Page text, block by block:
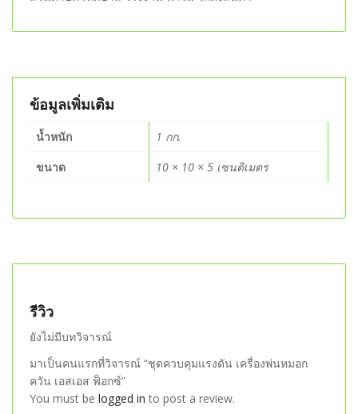
ข้อมูลเพิ่มเติม
น้ำหนัก
1 กก.
ขนาด
10 × 10 × 5 เซนติเมตร
รีวิว
ยังไม่มีบทวิจารณ์
มาเป็นคนแรกที่วิจารณ์ “ชุดควบคุมแรงดัน เครื่องพ่นหมอก
ควัน เอสเอส ฟ็อกซ์”
You must be logged in to post a review.